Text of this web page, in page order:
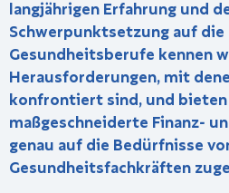
langjährigen Erfahrung und
Schwerpunktsetzung auf
Gesundheitsberufe kennen
Herausforderungen, mit
konfrontiert sind, und bieten
maßgeschneiderte Finanz-
genau auf die Bedürfnisse
Gesundheitsfachkräften